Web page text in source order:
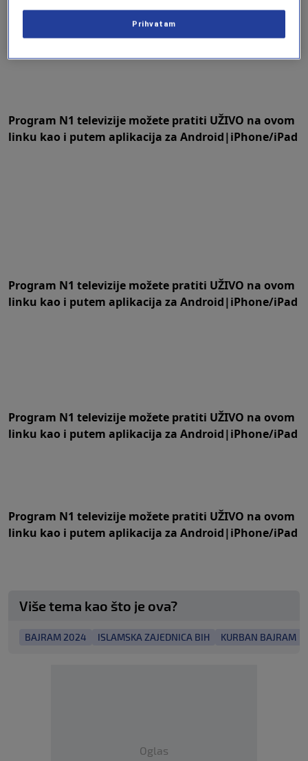
Program N1 televizije možete pratiti UŽIVO na ovom
linku kao i putem aplikacija za Android|iPhone/iPad
Program N1 televizije možete pratiti UŽIVO na ovom
linku kao i putem aplikacija za Android|iPhone/iPad
Program N1 televizije možete pratiti UŽIVO na ovom
linku kao i putem aplikacija za Android|iPhone/iPad
Program N1 televizije možete pratiti UŽIVO na ovom
linku kao i putem aplikacija za Android|iPhone/iPad
Više tema kao što je ova?
BAJRAM 2024 ISLAMSKA ZAJEDNICA BIH KURBAN BAJRAM
Oglas
Prihvatam